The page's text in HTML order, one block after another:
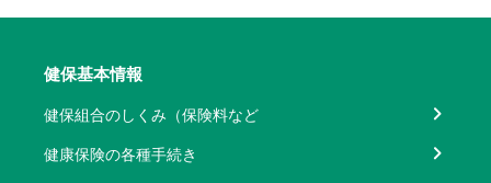
健保基本情報
健保組合のしくみ（保険料など
健康保険の各種手続き